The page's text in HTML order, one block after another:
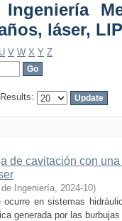
en
láser,
U V W X Y Z
Results:
de cavitación con
Ingeniería, 2024-10)
en sistemas
generada por las